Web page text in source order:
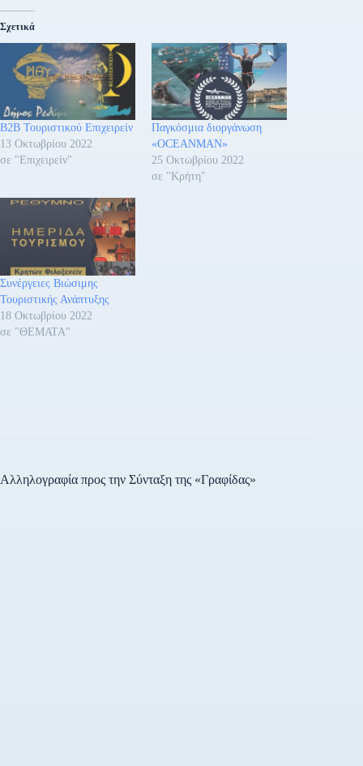
Σχετικά
B2B Τουριστικού Επιχειρείν
13 Οκτωβρίου 2022
σε "Επιχειρείν"
Παγκόσμια διοργάνωση
«OCEANMAN»
25 Οκτωβρίου 2022
σε "Κρήτη"
Συνέργειες Βιώσιμης
Τουριστικής Ανάπτυξης
18 Οκτωβρίου 2022
σε "ΘΕΜΑΤΑ"
Αλληλογραφία προς την Σύνταξη της «Γραφίδας»